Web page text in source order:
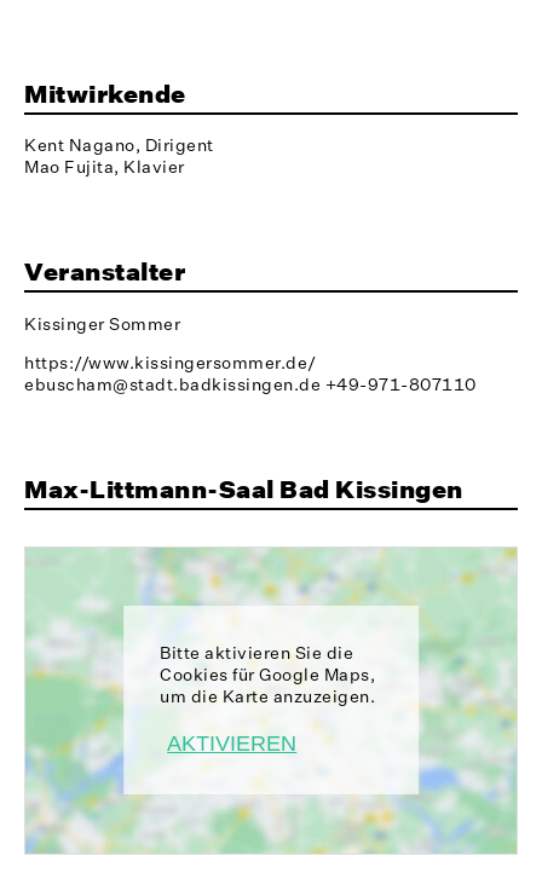
Mitwirkende
Kent Nagano, Dirigent
Mao Fujita, Klavier
Veranstalter
Kissinger Sommer
https://www.kissingersommer.de/
ebuscham@stadt.badkissingen.de +49-971-807110
Max-Littmann-Saal Bad Kissingen
Bitte aktivieren Sie die
Cookies für Google Maps,
um die Karte anzuzeigen.
AKTIVIEREN